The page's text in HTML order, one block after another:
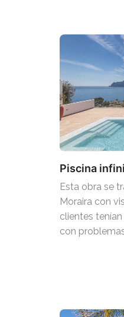
Piscina
Esta obra se
Moraira con
clientes
con